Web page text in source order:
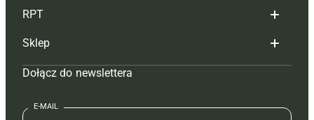
Reklama
Tagi
Mapa serwisu
Kontakt
Hoduj z głową bydło
Hoduj z głową świnie
Prenumerata
Redakcja
RPT
Redakcja
Prenumerata
Reklama
Sklep
Czasopisma i prenumerata
Książki
Dołącz do newslettera
E-MAIL